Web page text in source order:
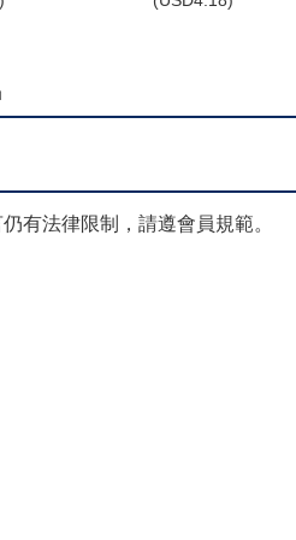
有法律限制，請遵會員規範。